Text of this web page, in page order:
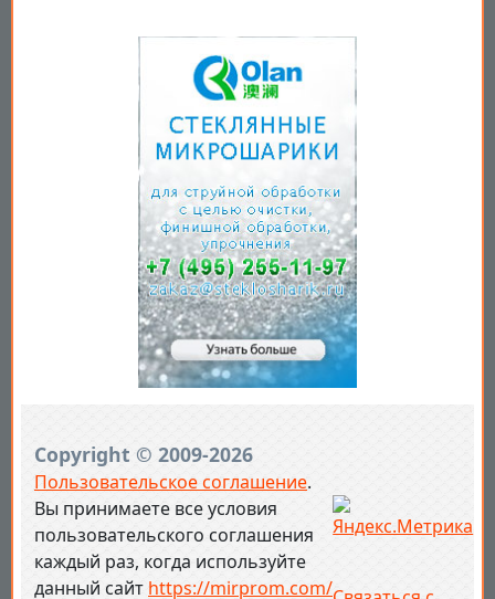
Copyright © 2009-2026
Пользовательское соглашение.
Вы принимаете все условия
пользовательского соглашения
каждый раз, когда используйте
данный сайт https://mirprom.com/